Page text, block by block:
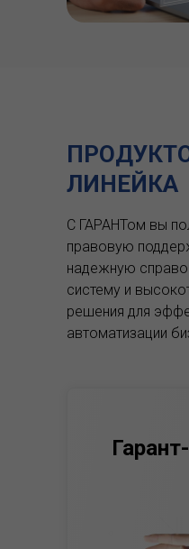
ЛИНЕЙКА
С ГАРАНТом вы
правовую
надежную
систему и
решения для
автоматизации